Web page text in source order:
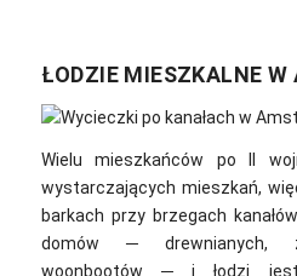
ŁODZIE MIESZKALNE W
Wielu mieszkańców po II
wystarczających mieszkań,
barkach przy brzegach
domów ─ drewnianych,
woonbootów ─ i łodzi jest